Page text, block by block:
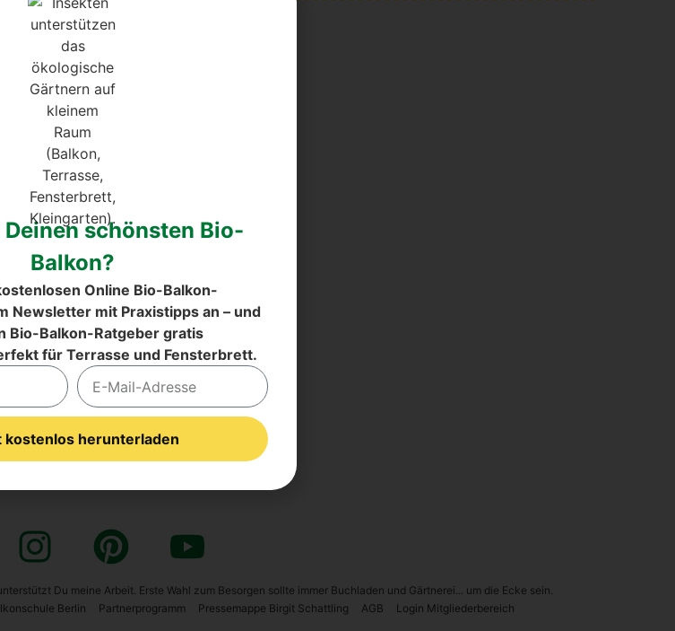
Lauch, Schnitt­lauch, …)
5 % Rabatt
Kräu­ter, Gemü­
Waren­korb bereits redu­
redu­ziert)
Du meine Arbeit. Erste Wahl zum Besorgen sollte immer Buchladen und Gärtnerei... um die Ecke sein.
Ber­lin Part­ner­pro­gramm Pres­se­map­pe Bir­git Schatt­ling AGB Log­in Mit­glie­der­be­reich
schönsten Bio-
Balkon?
Online Bio-Balkon-
Newsletter mit Praxistipps an – und
Bio-Balkon-Ratgeber gratis
für Terrasse und Fensterbrett.
kostenlos herunterladen